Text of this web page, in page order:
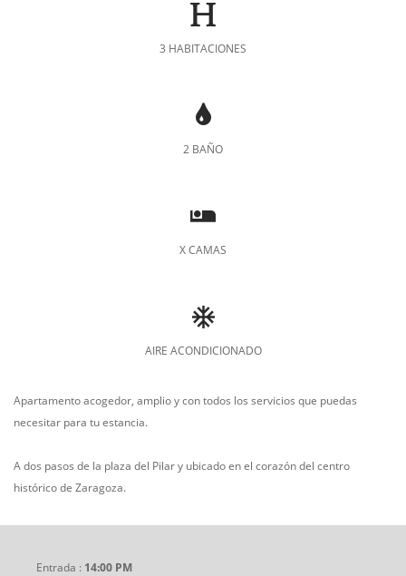
3 HABITACIONES
2 BAÑO
X CAMAS
AIRE ACONDICIONADO
Apartamento acogedor, amplio y con todos los servicios que puedas
necesitar para tu estancia.
A dos pasos de la plaza del Pilar y ubicado en el corazón del centro
histórico de Zaragoza.
Entrada : 14:00 PM